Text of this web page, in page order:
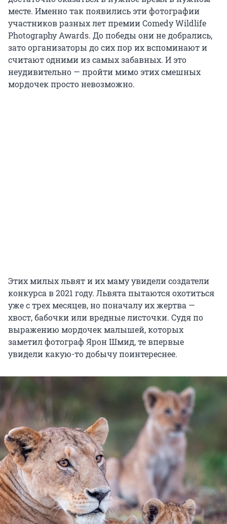
месте. Именно так появились эти фотографии
участников разных лет премии Comedy Wildlife
Photography Awards. До победы они не добрались,
зато организаторы до сих пор их вспоминают и
считают одними из самых забавных. И это
неудивительно — пройти мимо этих смешных
мордочек просто невозможно.
Этих милых львят и их маму увидели создатели
конкурса в 2021 году. Львята пытаются охотиться
уже с трех месяцев, но поначалу их жертва —
хвост, бабочки или вредные листочки. Судя по
выражению мордочек малышей, которых
заметил фотограф Ярон Шмид, те впервые
увидели какую-то добычу поинтереснее.